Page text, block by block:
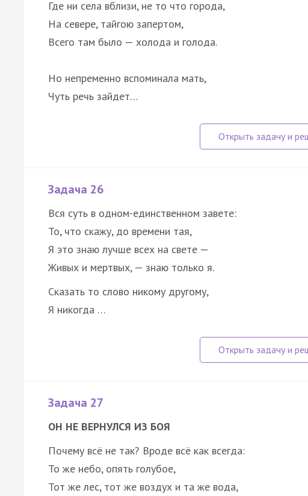
Где ни села вблизи, не то что города,
На севере, тайгою запертом,
Всего там было — холода и голода.
Но непременно вспоминала мать,
Чуть речь зайдет…
Задача 26
Вся суть в одном-единственном завете:
То, что скажу, до времени тая,
Я это знаю лучше всех на свете —
Живых и мертвых, — знаю только я.
Сказать то слово никому другому,
Я никогда …
Задача 27
ОН НЕ ВЕРНУЛСЯ ИЗ БОЯ
Почему всё не так? Вроде всё как всегда:
То же небо, опять голубое,
Тот же лес, тот же воздух и та же вода,